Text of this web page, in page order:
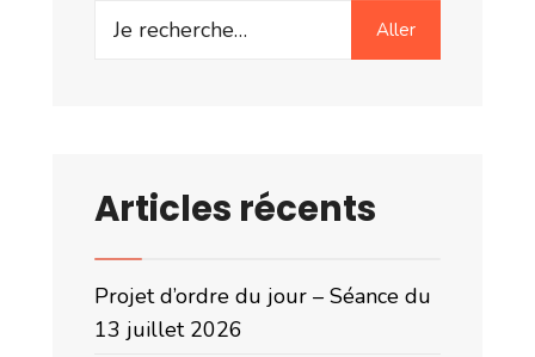
Search
Aller
Articles récents
Projet d’ordre du jour – Séance du
13 juillet 2026